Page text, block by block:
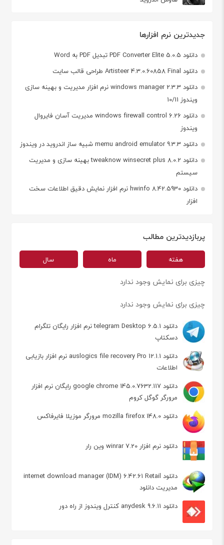
جدیدترین نرم افزارها
دانلود PDF Converter Elite 5.0.5 تبدیل PDF به Word
دانلود Artisteer 4.3.0.60858 Final طراحی قالب سایت
دانلود windows manager 2.3.3 نرم افزار مدیریت و بهینه سازی
ویندوز 10/11
دانلود windows firewall control 6.26 مدیریت آسان فایروال
ویندوز
دانلود memu android emulator 9.3.3 شبیه ساز اندروید در ویندوز
دانلود tweaknow winsecret plus 8.0.2 بهینه سازی و مدیریت
سیستم
دانلود hwinfo 8.42.5930 نرم افزار نمایش دقیق اطلاعات سخت
افزار
پربازدیدترین مطالب
هفته ماه سال
چیزی برای نمایش وجود ندارد
چیزی برای نمایش وجود ندارد
دانلود telegram Desktop 6.5.1 نرم افزار رایگان تلگرام
دسکتاپ
دانلود auslogics file recovery Pro 12.1.1 نرم افزار بازیابی
اطلاعات
دانلود google chrome 145.0.7632.117 رایگان نرم افزار
مرورگر گوگل کروم
دانلود mozilla firefox 148.0 مرورگر موزیلا فایرفاکس
دانلود نرم افزار winrar 7.20 وین رار
دانلود internet download manager (IDM) 6.42.61 Retail
مدیریت دانلود
دانلود anydesk 9.6.11 کنترل ویندوز از راه دور